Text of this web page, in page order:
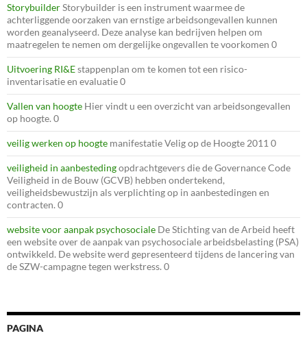
StorybuilderStorybuilder is een instrument waarmee de
achterliggende oorzaken van ernstige arbeidsongevallen kunnen
worden geanalyseerd. Deze analyse kan bedrijven helpen om
maatregelen te nemen om dergelijke ongevallen te voorkomen 0
Uitvoering RI&Estappenplan om te komen tot een risico-
inventarisatie en evaluatie 0
Vallen van hoogte Hier vindt u een overzicht van arbeidsongevallen
op hoogte. 0
veilig werken op hoogte manifestatie Velig op de Hoogte 2011 0
veiligheid in aanbestedingopdrachtgevers die de Governance Code
Veiligheid in de Bouw (GCVB) hebben ondertekend,
veiligheidsbewustzijn als verplichting op in aanbestedingen en
contracten. 0
website voor aanpak psychosociale De Stichting van de Arbeid heeft
een website over de aanpak van psychosociale arbeidsbelasting (PSA)
ontwikkeld. De website werd gepresenteerd tijdens de lancering van
de SZW-campagne tegen werkstress. 0
PAGINA